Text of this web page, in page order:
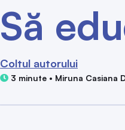
Să
Coltul autorului
3 minute • Miruna Casiana